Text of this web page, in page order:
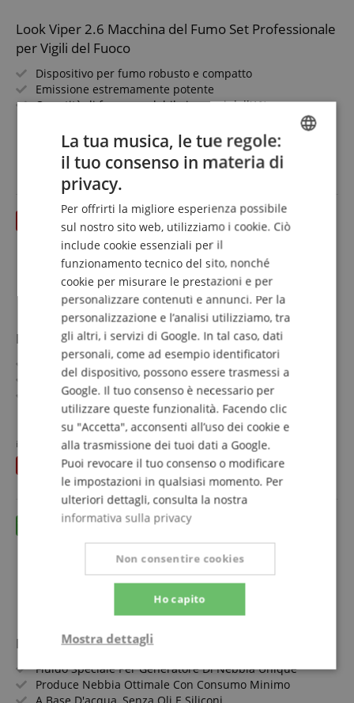
Look Viper 2.6 Macchina del Fumo Set Professionale
per Vigili del Fuoco
Dispositivo per fumo robusto e compatto
Emissione estremamente potente
Quantità di fumo regolabile in passi dell'1%
DMX di serie, funzionamento analogico e stand-alone
Impostazioni tramite tastiera a membrana con menu
semplice
Set incluso con tanica Look Solutions da 5L Regular-Fog,
tubo per fumo da 10m e bocchetta per tubo
1.260,00 €
IVA.incl. +spedizione (IT)
Look Unique Hazefluid 2 L
Fluido Speciale Per Unique Dunsterzeuger
Produce Nebbia Ottimale Con Consumo Minimo
A Base D'acqua, Senza Oli E Siliconi
Inodore, Biodegradabile E Vegano
In Pratico Contenitore Da 2 Litri
mostra di più
24,00 €
IVA.incl. +spedizione (IT)
invece che in precedenza24,90€
risparmia0,90 €
Look Unique Hazefluid 2 L Set da 2
Fluido Speciale Per Generatore Di Nebbia Unique
Produce Nebbia Ottimale Con Consumo Minimo
ENGLISH
ITALIAN
SPANISH
La tua musica, le tue regole:
il tuo consenso in materia di
privacy.
Per offrirti la migliore esperienza possibile
sul nostro sito web, utilizziamo i cookie. Ciò
include cookie essenziali per il
funzionamento tecnico del sito, nonché
cookie per misurare le prestazioni e per
personalizzare contenuti e annunci. Per la
personalizzazione e l’analisi utilizziamo, tra
gli altri, i servizi di Google. In tal caso, dati
personali, come ad esempio identificatori
del dispositivo, possono essere trasmessi a
Google. Il tuo consenso è necessario per
utilizzare queste funzionalità. Facendo clic
su "Accetta", acconsenti all’uso dei cookie e
alla trasmissione dei tuoi dati a Google.
Puoi revocare il tuo consenso o modificare
le impostazioni in qualsiasi momento. Per
ulteriori dettagli, consulta la nostra
informativa sulla privacy
Ho capito
Non consentire cookies
Mostra dettagli
Strettamente
necessario
Prestazione